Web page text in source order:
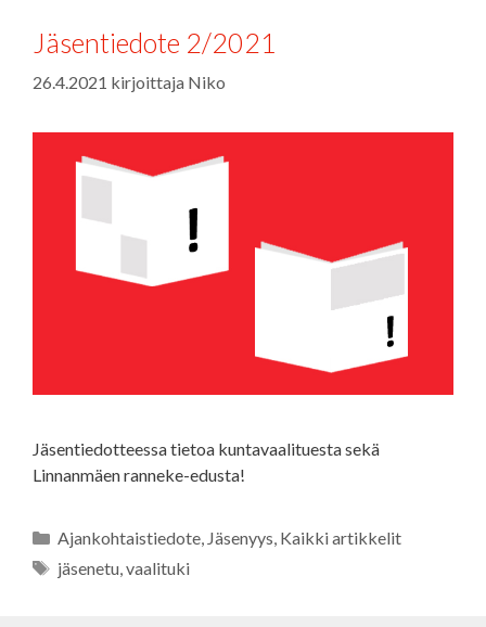
Jäsentiedote 2/2021
26.4.2021 kirjoittaja Niko
Jäsentiedotteessa tietoa kuntavaalituesta sekä
Linnanmäen ranneke-edusta!
Kategoriat
Ajankohtaistiedote, Jäsenyys Kaikki artikkelit
Avainsanat
jäsenetu, vaalituki